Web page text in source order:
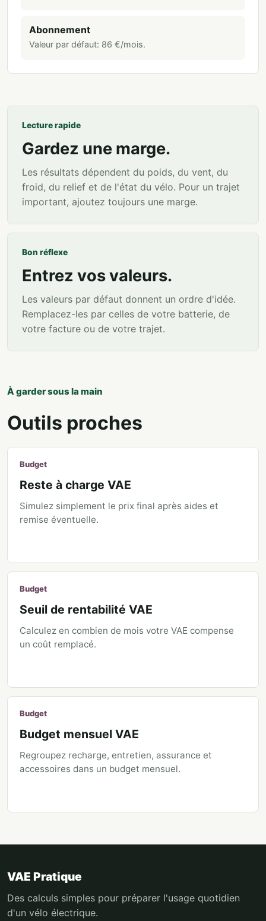
Abonnement
Valeur par défaut: 86 €/mois.
Lecture rapide
Gardez une marge.
Les résultats dépendent du poids, du vent, du
froid, du relief et de l'état du vélo. Pour un trajet
important, ajoutez toujours une marge.
Bon réflexe
Entrez vos valeurs.
Les valeurs par défaut donnent un ordre d'idée.
Remplacez-les par celles de votre batterie, de
votre facture ou de votre trajet.
À garder sous la main
Outils proches
Budget
Reste à charge VAE
Simulez simplement le prix final après aides et
remise éventuelle.
Budget
Seuil de rentabilité VAE
Calculez en combien de mois votre VAE compense
un coût remplacé.
Budget
Budget mensuel VAE
Regroupez recharge, entretien, assurance et
accessoires dans un budget mensuel.
VAE Pratique
Des calculs simples pour préparer l'usage quotidien
d'un vélo électrique.